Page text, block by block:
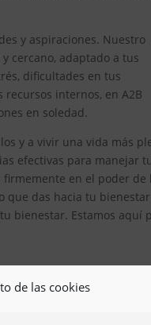
de las cookies
y aspiraciones. Nuestro
cercano, adaptado a tus
dificultades en tus
internos, en A2B
en soledad.
y a vivir una vida más
efectivas para manejar
firmemente en el poder de
que das hacia tu
bienestar. Estamos aquí